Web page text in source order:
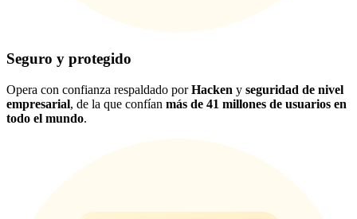
Seguro y protegido
Opera con confianza respaldado porHacken y seguridad de nivel
empresarial, de la que confían más de 41 millones de usuarios en
todo el mundo.